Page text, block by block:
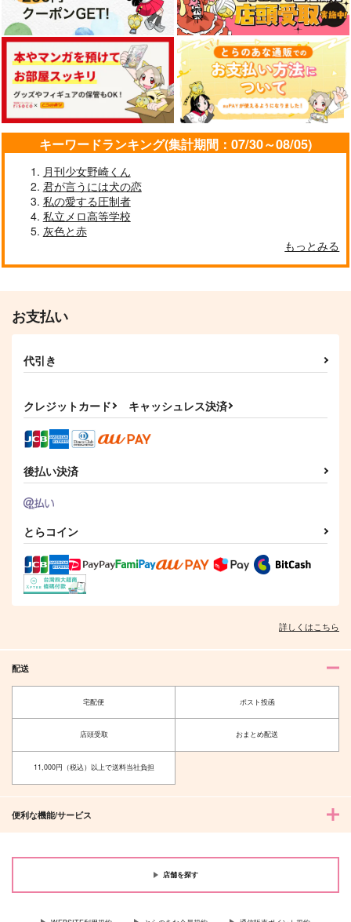
キーワードランキング(集計期間：07/30～08/05)
月刊少女野崎くん
君が言うには犬の恋
私の愛する圧制者
私立メロ高等学校
灰色と赤
もっとみる
お支払い
代引き
クレジットカード キャッシュレス決済
後払い決済
とらコイン
詳しくはこちら
配送
宅配便 ポスト投函
店頭受取 おまとめ配送
11,000円（税込）以上で送料当社負担
便利な機能/サービス
店舗を探す